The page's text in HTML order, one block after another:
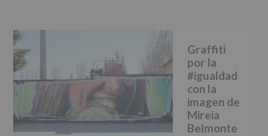
Graffiti
por la
#igualdad
con la
imagen de
Mireia
Belmonte